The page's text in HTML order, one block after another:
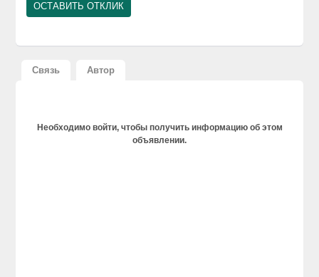
Связь Автор
Необходимо войти, чтобы получить информацию об этом
объявлении.